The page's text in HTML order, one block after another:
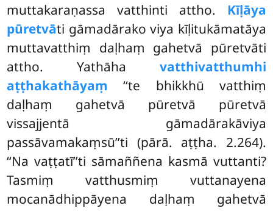
muttakaraṇassa vatthinti attho. Kīḷāya
pūretvāti gāmadārako viya kīḷitukāmatāya
muttavatthiṃ daḷhaṃ gahetvā pūretvāti
attho. Yathāha vatthivatthumhi
aṭṭhakathāyaṃ ‘‘te bhikkhū vatthiṃ
daḷhaṃ gahetvā pūretvā pūretvā
vissajjentā gāmadārakāviya
passāvamakaṃsū’’ti (pārā. aṭṭha. 2.264).
‘‘Na vaṭṭatī’’ti sāmaññena kasmā vuttanti?
Tasmiṃ vatthusmiṃ vuttanayena
mocanādhippāyena daḷhaṃ gahetvā